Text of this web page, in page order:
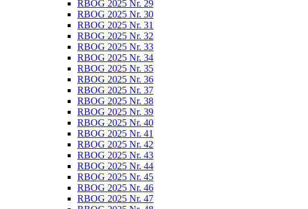
RBOG 2025 Nr. 29
RBOG 2025 Nr. 30
RBOG 2025 Nr. 31
RBOG 2025 Nr. 32
RBOG 2025 Nr. 33
RBOG 2025 Nr. 34
RBOG 2025 Nr. 35
RBOG 2025 Nr. 36
RBOG 2025 Nr. 37
RBOG 2025 Nr. 38
RBOG 2025 Nr. 39
RBOG 2025 Nr. 40
RBOG 2025 Nr. 41
RBOG 2025 Nr. 42
RBOG 2025 Nr. 43
RBOG 2025 Nr. 44
RBOG 2025 Nr. 45
RBOG 2025 Nr. 46
RBOG 2025 Nr. 47